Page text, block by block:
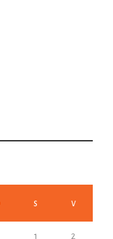
s v
1 2